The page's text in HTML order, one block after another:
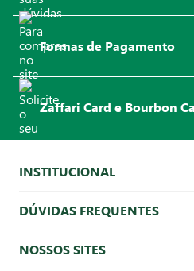
Formas de Pagamento
Zaffari Card e Bourbon
INSTITUCIONAL
DÚVIDAS FREQUENTES
NOSSOS SITES